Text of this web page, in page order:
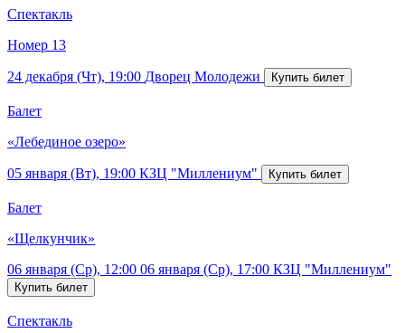
Спектакль
Номер 13
24 декабря (Чт), 19:00 Дворец Молодежи
Балет
«Лебединое озеро»
05 января (Вт), 19:00 КЗЦ "Миллениум"
Балет
«Щелкунчик»
06 января (Ср), 12:00 06 января (Ср), 17:00 КЗЦ "Миллениум"
Спектакль